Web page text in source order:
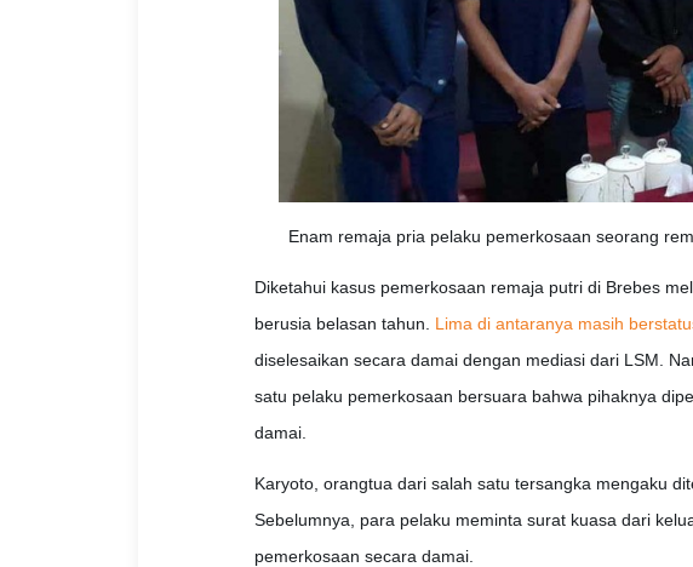
Enam remaja pria pelaku pemerkosaan seorang
Diketahui kasus pemerkosaan remaja putri di Brebes
berusia belasan tahun. Lima di antaranya masih
diselesaikan secara damai dengan mediasi dari LSM.
satu pelaku pemerkosaan bersuara bahwa pihaknya
damai.
Karyoto, orangtua dari salah satu tersangka mengaku
Sebelumnya, para pelaku meminta surat kuasa dari
pemerkosaan secara damai.